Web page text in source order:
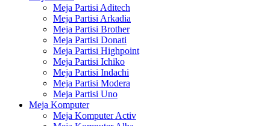
Meja Partisi Aditech
Meja Partisi Arkadia
Meja Partisi Brother
Meja Partisi Donati
Meja Partisi Highpoint
Meja Partisi Ichiko
Meja Partisi Indachi
Meja Partisi Modera
Meja Partisi Uno
Meja Komputer
Meja Komputer Activ